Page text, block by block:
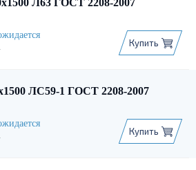
Л63 ГОСТ 2208-2007
Купить
ЛС59-1 ГОСТ 2208-2007
Купить